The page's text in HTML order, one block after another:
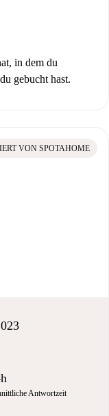
in dem du
gebucht hast.
VON SPOTAHOME
Antwortzeit